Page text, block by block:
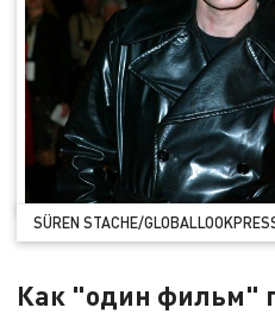
SÜREN STACHE/
Как "один фильм"